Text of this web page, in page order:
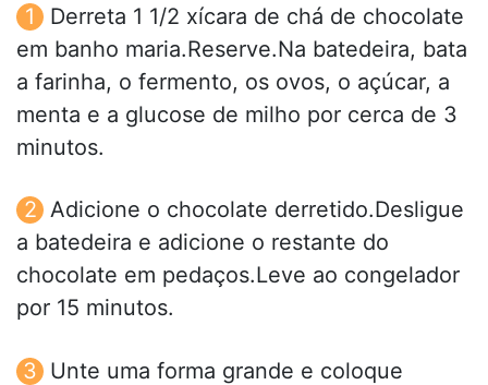
Derreta 1 1/2 xícara de chá de chocolate
em banho maria.Reserve.Na batedeira, bata
a farinha, o fermento, os ovos, o açúcar, a
menta e a glucose de milho por cerca de 3
minutos.
Adicione o chocolate derretido.Desligue
a batedeira e adicione o restante do
chocolate em pedaços.Leve ao congelador
por 15 minutos.
Unte uma forma grande e coloque